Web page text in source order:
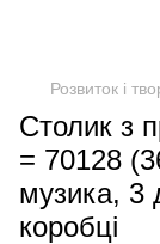
Розвиток і
Столик з
= 70128
музика, 3
коробці